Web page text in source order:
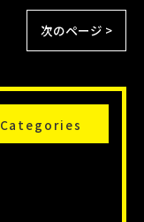
次のページ >
Categories